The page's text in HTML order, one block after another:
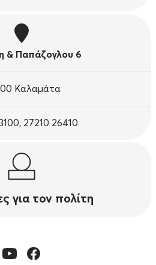
& Παπάζογλου 6
Καλαμάτα
27210 26410
για τον πολίτη